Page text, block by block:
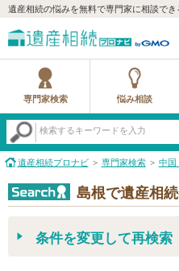
遺産相続の悩みを無料で専門家に相談でき
専門家検索 悩み相談
検索するキーワードを入力
遺産相続プロナビ 専門家検索 中国
島根で遺産相
条件を変更して再検索